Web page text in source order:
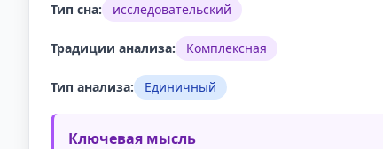
Тип сна: исследовательский
Традиции анализа: Комплексная
Тип анализа: Единичный
Ключевая мысль